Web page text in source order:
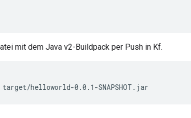
mit dem Java v2-Buildpack per Push in Kf.
target/helloworld-0.0.1-SNAPSHOT.jar